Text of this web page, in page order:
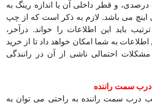
درصدی، و قطر داخلی آن یا اندازه رینگ به
اینچ می باشد. لازم به ذکر است که از چپ
باید این اطلاعات را خواند. درآخر،
به شما امکان خواهد داد تا از خرید
احتمالی ناشی از آن در رانندگی
سمت راننده
درب سمت راننده به راحتی می توان به